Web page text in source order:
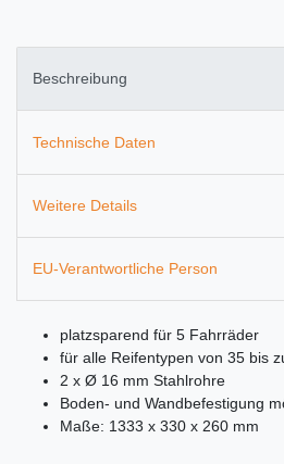
Beschreibung
Technische Daten
Weitere Details
EU-Verantwortliche Person
platzsparend für 5 Fahrräder
für alle Reifentypen von 35 bis
2 x Ø 16 mm Stahlrohre
Boden- und Wandbefestigung
Maße: 1333 x 330 x 260 mm